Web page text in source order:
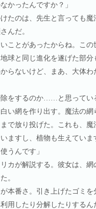
かったんですか？」
たのは、先生と言っても魔
んだ。
いことがあったからね。こ
球と同じ進化を遂げた部分
らないけど、まあ、大体わ
をするのか……と思ってい
い網を作り出す。魔法の網
で放り投げた。これも、魔
ますし、植物も生えてい
うんです」
カが解説する。彼女は、網
。
が本番さ。引き上げたゴミ
用したり分解したりする